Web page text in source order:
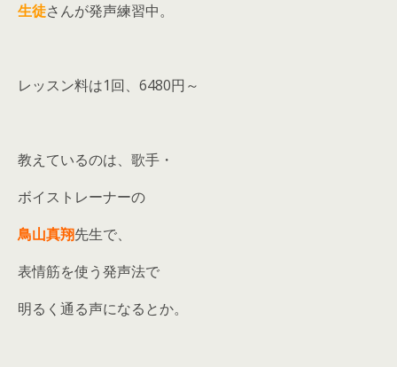
生徒さんが発声練習中。
レッスン料は1回、6480円～
教えているのは、歌手・
ボイストレーナーの
鳥山真翔先生で、
表情筋を使う発声法で
明るく通る声になるとか。